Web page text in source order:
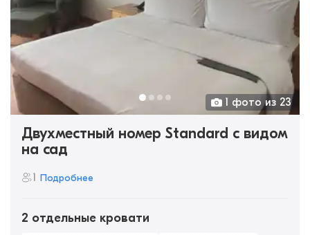
1 фото из 23
Двухместный номер Standard с видом
на сад
1 Подробнее
2 отдельные кровати